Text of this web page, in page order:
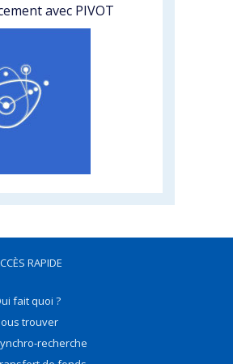
avec PIVOT
RAPIDE
fait quoi ?
trouver
recherche